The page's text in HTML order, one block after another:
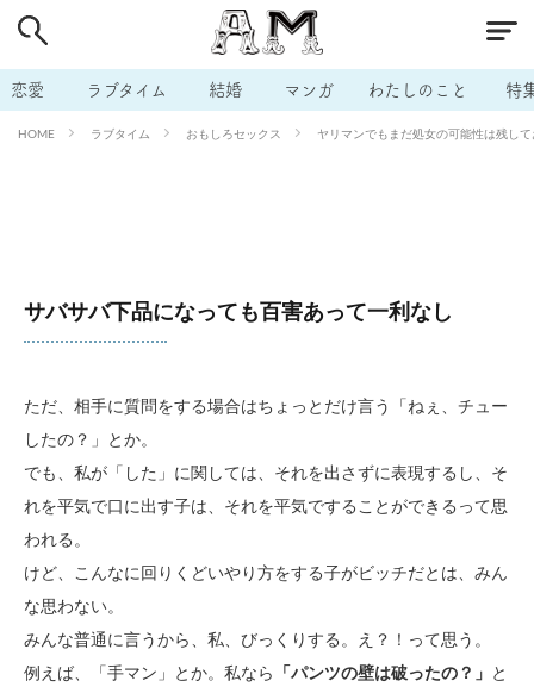
恋愛 ラブタイム 結婚 マンガ わたしのこと 特
HOME ラブタイム おもしろセックス ヤリマンでもまだ処女の可能性は残し
サバサバ下品になっても百害あって一利なし
ただ、相手に質問をする場合はちょっとだけ言う「ねぇ、チュー
したの？」とか。
でも、私が「した」に関しては、それを出さずに表現するし、そ
れを平気で口に出す子は、それを平気ですることができるって思
われる。
けど、こんなに回りくどいやり方をする子がビッチだとは、みん
な思わない。
みんな普通に言うから、私、びっくりする。え？！って思う。
例えば、「手マン」とか。私なら
「パンツの壁は破ったの？」 と
# 男の本音 # セフレ
# 不倫 # 出会う方法 # マッチングアプリ
# ラブグッズ # 体の相性 # イケない